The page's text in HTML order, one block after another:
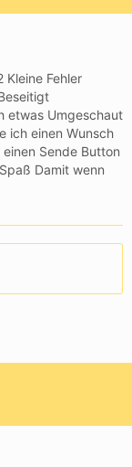
Kleine Fehler
etwas Umgeschaut
ich einen Wunsch
Sende Button
Damit wenn